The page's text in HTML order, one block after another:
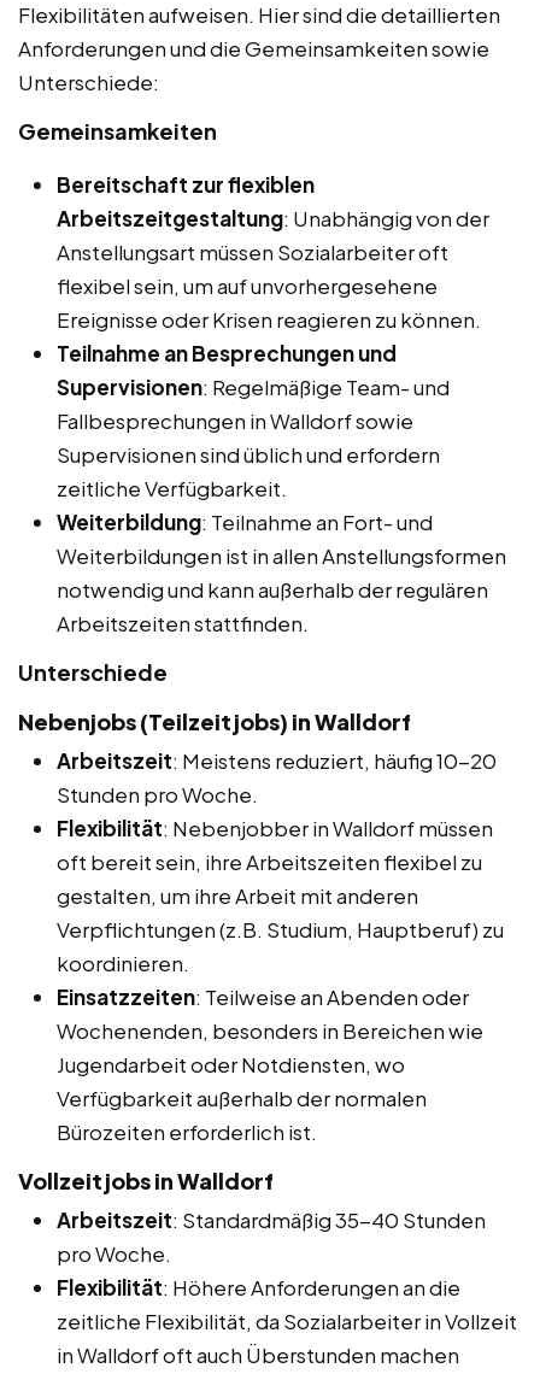
Flexibilitäten aufweisen. Hier sind die detaillierten
Anforderungen und die Gemeinsamkeiten sowie
Unterschiede:
Gemeinsamkeiten
Bereitschaft zur flexiblen
Arbeitszeitgestaltung: Unabhängig von der
Anstellungsart müssen Sozialarbeiter oft
flexibel sein, um auf unvorhergesehene
Ereignisse oder Krisen reagieren zu können.
Teilnahme an Besprechungen und
Supervisionen: Regelmäßige Team- und
Fallbesprechungen in Walldorf sowie
Supervisionen sind üblich und erfordern
zeitliche Verfügbarkeit.
Weiterbildung: Teilnahme an Fort- und
Weiterbildungen ist in allen Anstellungsformen
notwendig und kann außerhalb der regulären
Arbeitszeiten stattfinden.
Unterschiede
Nebenjobs (Teilzeitjobs) in Walldorf
Arbeitszeit: Meistens reduziert, häufig 10-20
Stunden pro Woche.
Flexibilität: Nebenjobber in Walldorf müssen
oft bereit sein, ihre Arbeitszeiten flexibel zu
gestalten, um ihre Arbeit mit anderen
Verpflichtungen (z.B. Studium, Hauptberuf) zu
koordinieren.
Einsatzzeiten: Teilweise an Abenden oder
Wochenenden, besonders in Bereichen wie
Jugendarbeit oder Notdiensten, wo
Verfügbarkeit außerhalb der normalen
Bürozeiten erforderlich ist.
Vollzeitjobs in Walldorf
Arbeitszeit: Standardmäßig 35-40 Stunden
pro Woche.
Flexibilität: Höhere Anforderungen an die
zeitliche Flexibilität, da Sozialarbeiter in Vollzeit
in Walldorf oft auch Überstunden machen